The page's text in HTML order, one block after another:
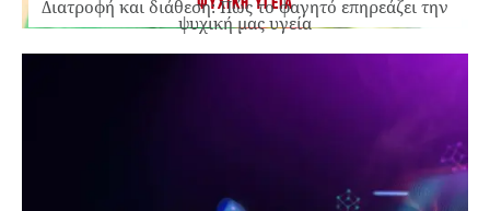
ΨΥΧΙΚΗ ΥΓΕΙΑ
Διατροφή και διάθεση: Πώς το φαγητό επηρεάζει την
ψυχική μας υγεία